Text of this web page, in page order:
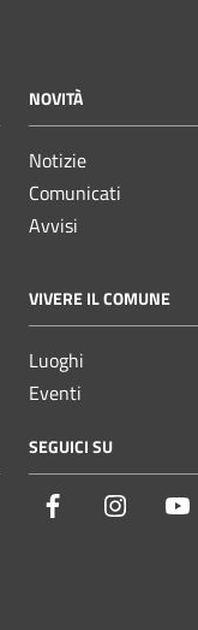
NOVITÀ
Notizie
Comunicati
Avvisi
VIVERE IL COMUNE
Luoghi
Eventi
SEGUICI SU
Facebook Instagram